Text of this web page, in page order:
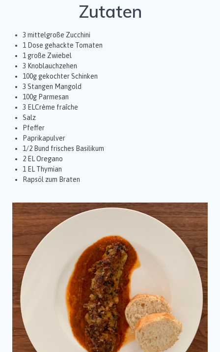
Zutaten
3 mittelgroße Zucchini
1 Dose gehackte Tomaten
1 große Zwiebel
3 Knoblauchzehen
100g gekochter Schinken
3 Stangen Mangold
100g Parmesan
3 ELCrème fraîche
Salz
Pfeffer
Paprikapulver
1/2 Bund frisches Basilikum
2 EL Oregano
1 EL Thymian
Rapsöl zum Braten